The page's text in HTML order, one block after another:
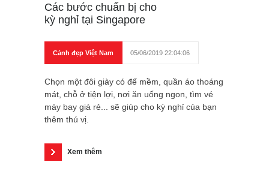
Các bước chuẩn bị cho
kỳ nghỉ tại Singapore
Cảnh đẹp Việt Nam 05/06/2019 22:04:06
Chọn một đôi giày có đế mềm, quần áo thoáng
mát, chỗ ở tiện lợi, nơi ăn uống ngon, tìm vé
máy bay giá rẻ... sẽ giúp cho kỳ nghỉ của bạn
thêm thú vị.
Xem thêm